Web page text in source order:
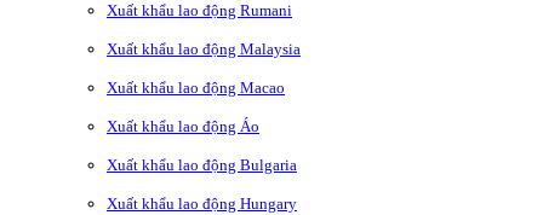
Xuất khẩu lao động Rumani
Xuất khẩu lao động Malaysia
Xuất khẩu lao động Macao
Xuất khẩu lao động Áo
Xuất khẩu lao động Bulgaria
Xuất khẩu lao động Hungary